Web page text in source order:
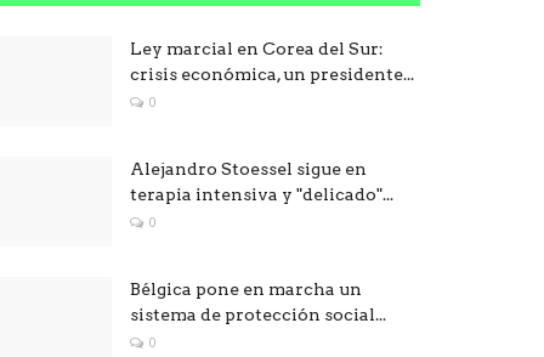
Ley marcial en Corea del Sur:
crisis económica, un presidente...
0
Alejandro Stoessel sigue en
terapia intensiva y "delicado"...
0
Bélgica pone en marcha un
sistema de protección social...
0